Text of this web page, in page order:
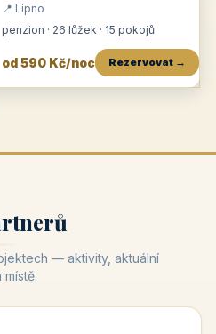
📍 Lipno
penzion · 26 lůžek · 15 pokojů
od 590 Kč/noc Rezervovat →
— aktivity, aktuální